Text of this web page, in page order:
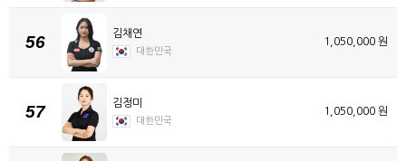
56 김채연
대한민국
1,050,000 원
57 김정미
대한민국
1,050,000 원